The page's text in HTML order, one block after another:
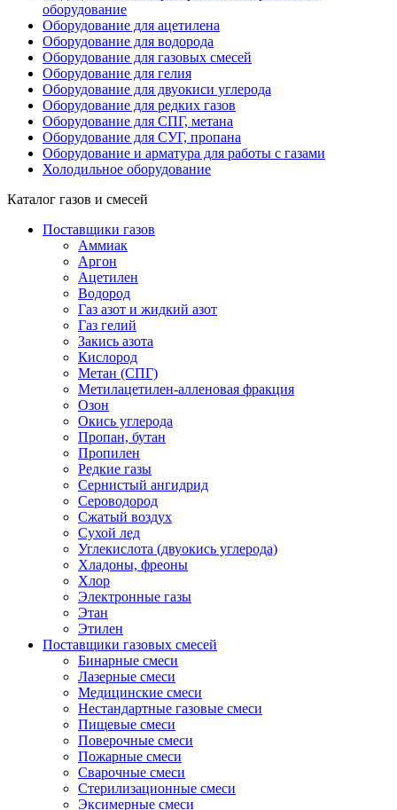
оборудование
Оборудование для ацетилена
Оборудование для водорода
Оборудование для газовых смесей
Оборудование для гелия
Оборудование для двуокиси углерода
Оборудование для редких газов
Оборудование для СПГ, метана
Оборудование для СУГ, пропана
Оборудование и арматура для работы с газами
Холодильное оборудование
Каталог газов и смесей
Поставщики газов
Аммиак
Аргон
Ацетилен
Водород
Газ азот и жидкий азот
Газ гелий
Закись азота
Кислород
Метан (СПГ)
Метилацетилен-алленовая фракция
Озон
Окись углерода
Пропан, бутан
Пропилен
Редкие газы
Сернистый ангидрид
Сероводород
Сжатый воздух
Сухой лед
Углекислота (двуокись углерода)
Хладоны, фреоны
Хлор
Электронные газы
Этан
Этилен
Поставщики газовых смесей
Бинарные смеси
Лазерные смеси
Медицинские смеси
Нестандартные газовые смеси
Пищевые смеси
Поверочные смеси
Пожарные смеси
Сварочные смеси
Стерилизационные смеси
Эксимерные смеси